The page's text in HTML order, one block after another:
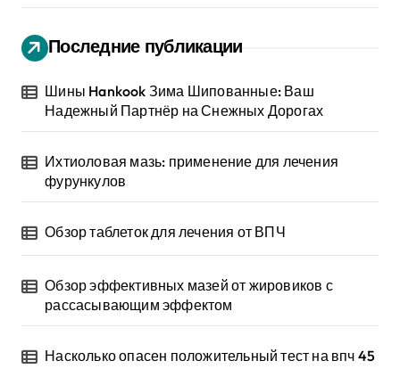
Последние публикации
Шины Hankook Зима Шипованные: Ваш
Надежный Партнёр на Снежных Дорогах
Ихтиоловая мазь: применение для лечения
фурункулов
Обзор таблеток для лечения от ВПЧ
Обзор эффективных мазей от жировиков с
рассасывающим эффектом
Насколько опасен положительный тест на впч 45